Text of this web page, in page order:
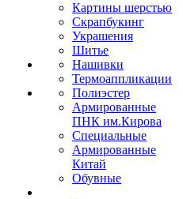
Картины шерстью
Скрапбукинг
Украшения
Шитье
Нашивки
Термоаппликации
Полиэстер
Армированные
ПНК им.Кирова
Специальные
Армированные
Китай
Обувные